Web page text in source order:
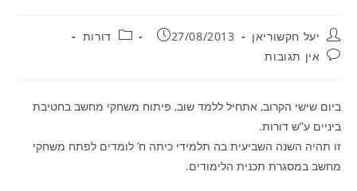
מחבר:יעל חקשוריאן פורסם:
27/08/2013 קטגוריה:
דורות
תגובות:אין תגובות
ביום שישי הקרוב, אתחיל ללמד שוב, פיתוח משחקי מחשב בחטיבת
ביניים ע”ש דורות.
זו תהיה השנה השביעית בה תלמידי כיתה ח’ לומדים לפתח משחקי
מחשב במסגרת תכנית הלימודים.